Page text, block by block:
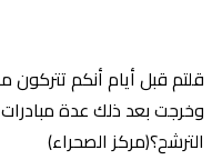
قلتم قبل أيام أنكم
وخرجت بعد ذلك عدة
الترشح؟(مركز الصحراء)